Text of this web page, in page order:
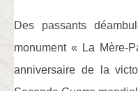
Des passants
monument « La Mère-
anniversaire de la